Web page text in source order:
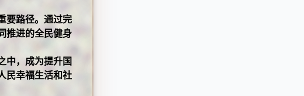
要路径。通过完
推进的全民健身
中，成为提升国
民幸福生活和社